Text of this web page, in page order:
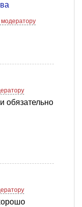
обязательно